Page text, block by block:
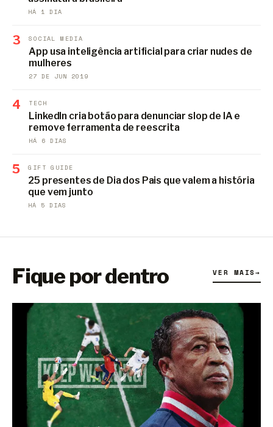
HÁ 1 DIA
3 SOCIAL MEDIA
App usa inteligência artificial para criar nudes de
mulheres
27 DE JUN 2019
4 TECH
LinkedIn cria botão para denunciar slop de IA e
remove ferramenta de reescrita
HÁ 6 DIAS
5 GIFT GUIDE
25 presentes de Dia dos Pais que valem a história
que vem junto
HÁ 5 DIAS
Fique por dentro VER MAIS→